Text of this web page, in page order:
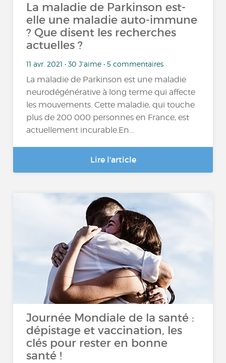
La maladie de Parkinson est-
elle une maladie auto-immune
? Que disent les recherches
actuelles ?
11 avr. 2021 • 30 J'aime • 5 commentaires
La maladie de Parkinson est une maladie
neurodégénérative à long terme qui affecte
les mouvements. Cette maladie, qui touche
plus de 200 000 personnes en France, est
actuellement incurable.En...
Lire l'article
Journée Mondiale de la santé :
dépistage et vaccination, les
clés pour rester en bonne
santé !